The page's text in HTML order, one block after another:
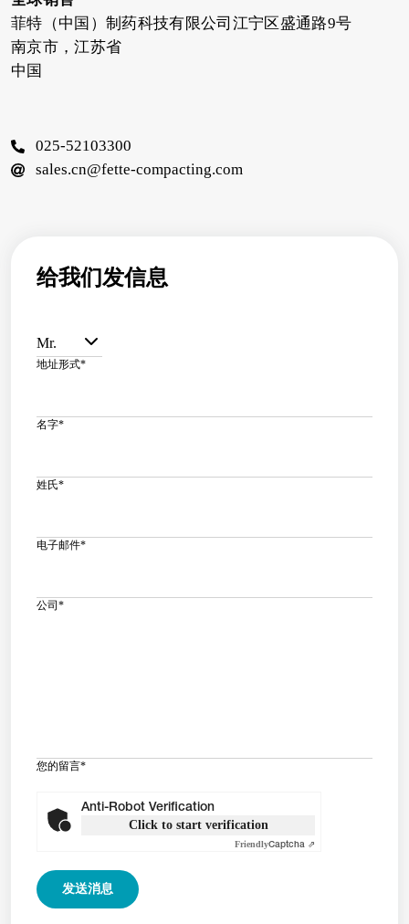
菲特（中国）制药科技有限公司江宁区盛通路9号
南京市，江苏省
中国
025-52103300
sales.cn@fette-compacting.com
给我们发信息
Mr.
地址形式*
名字*
姓氏*
电子邮件*
公司 *
您的留言*
Anti-Robot Verification
Click to start verification
FriendlyCaptcha ⇗